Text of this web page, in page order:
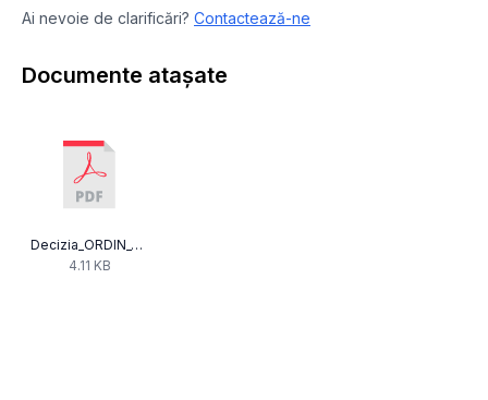
Ai nevoie de clarificări? Contactează-ne
Documente atașate
Decizia_ORDIN_68.pdf
4.11 KB